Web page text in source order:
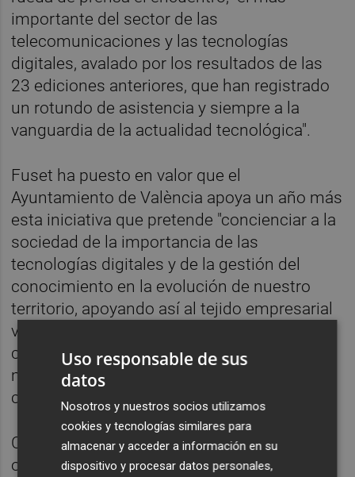
importante del sector de las
telecomunicaciones y las tecnologías
digitales, avalado por los resultados de las
23 ediciones anteriores, que han registrado
un rotundo de asistencia y siempre a la
vanguardia de la actualidad tecnológica".
Fuset ha puesto en valor que el
Ayuntamiento de València apoya un año más
esta iniciativa que pretende "concienciar a la
sociedad de la importancia de las
tecnologías digitales y de la gestión del
conocimiento en la evolución de nuestro
territorio, apoyando así al tejido empresarial
valenciano en su expansión". Al respecto, ha
confiado en que, "cada vez, se despierten
más vocaciones, también femeninas, para
contribuir en el desarrollo de este sector".
Como en anteriores ediciones, esta cita,
organizada por la Asociación Valenciana de
Uso responsable de sus
datos
Nosotros y nuestros socios utilizamos
cookies y tecnologías similares para
almacenar y acceder a información en su
dispositivo y procesar datos personales,